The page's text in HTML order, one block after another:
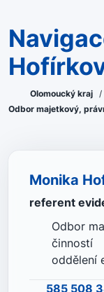
Navigace - Monika
Olomoucký kraj /
Odbor majetkový,
Monika
referent
Odbor
činností
oddělení
585 508